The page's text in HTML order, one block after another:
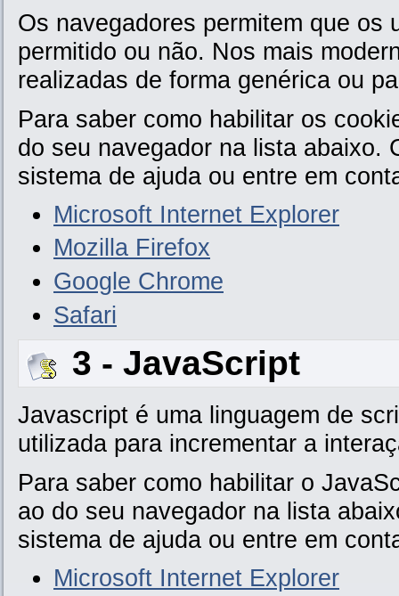
Os navegadores permitem que os
permitido ou não. Nos mais
realizadas de forma genérica ou
Para saber como habilitar os
do seu navegador na lista abaixo.
sistema de ajuda ou entre em
Microsoft Internet Explorer
Mozilla Firefox
Google Chrome
Safari
3 - JavaScript
Javascript é uma linguagem de
utilizada para incrementar a
Para saber como habilitar o
ao do seu navegador na lista
sistema de ajuda ou entre em
Microsoft Internet Explorer